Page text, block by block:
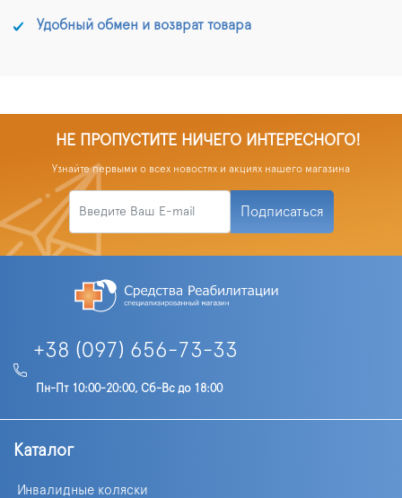
Удобный обмен и возврат товара
НЕ ПРОПУСТИТЕ НИЧЕГО ИНТЕРЕСНОГО!
Узнайте первыми о всех новостях и акциях нашего магазина
Подписаться
+38 (097) 656-73-33
Пн-Пт 10:00-20:00, Сб-Вс до 18:00
Каталог
Инвалидные коляски